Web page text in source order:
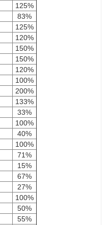
125%
83%
125%
120%
150%
150%
120%
100%
200%
133%
33%
100%
40%
100%
71%
15%
67%
27%
100%
50%
55%